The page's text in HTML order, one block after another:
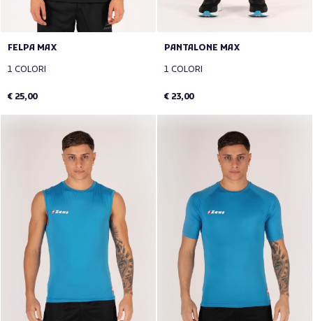
FELPA MAX
1 COLORI
€ 25,00
PANTALONE MAX
1 COLORI
€ 23,00